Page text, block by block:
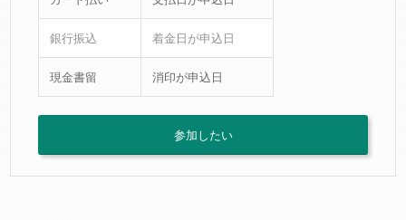
銀行振込 着金日が申込日
現金書留 消印が申込日
参加したい